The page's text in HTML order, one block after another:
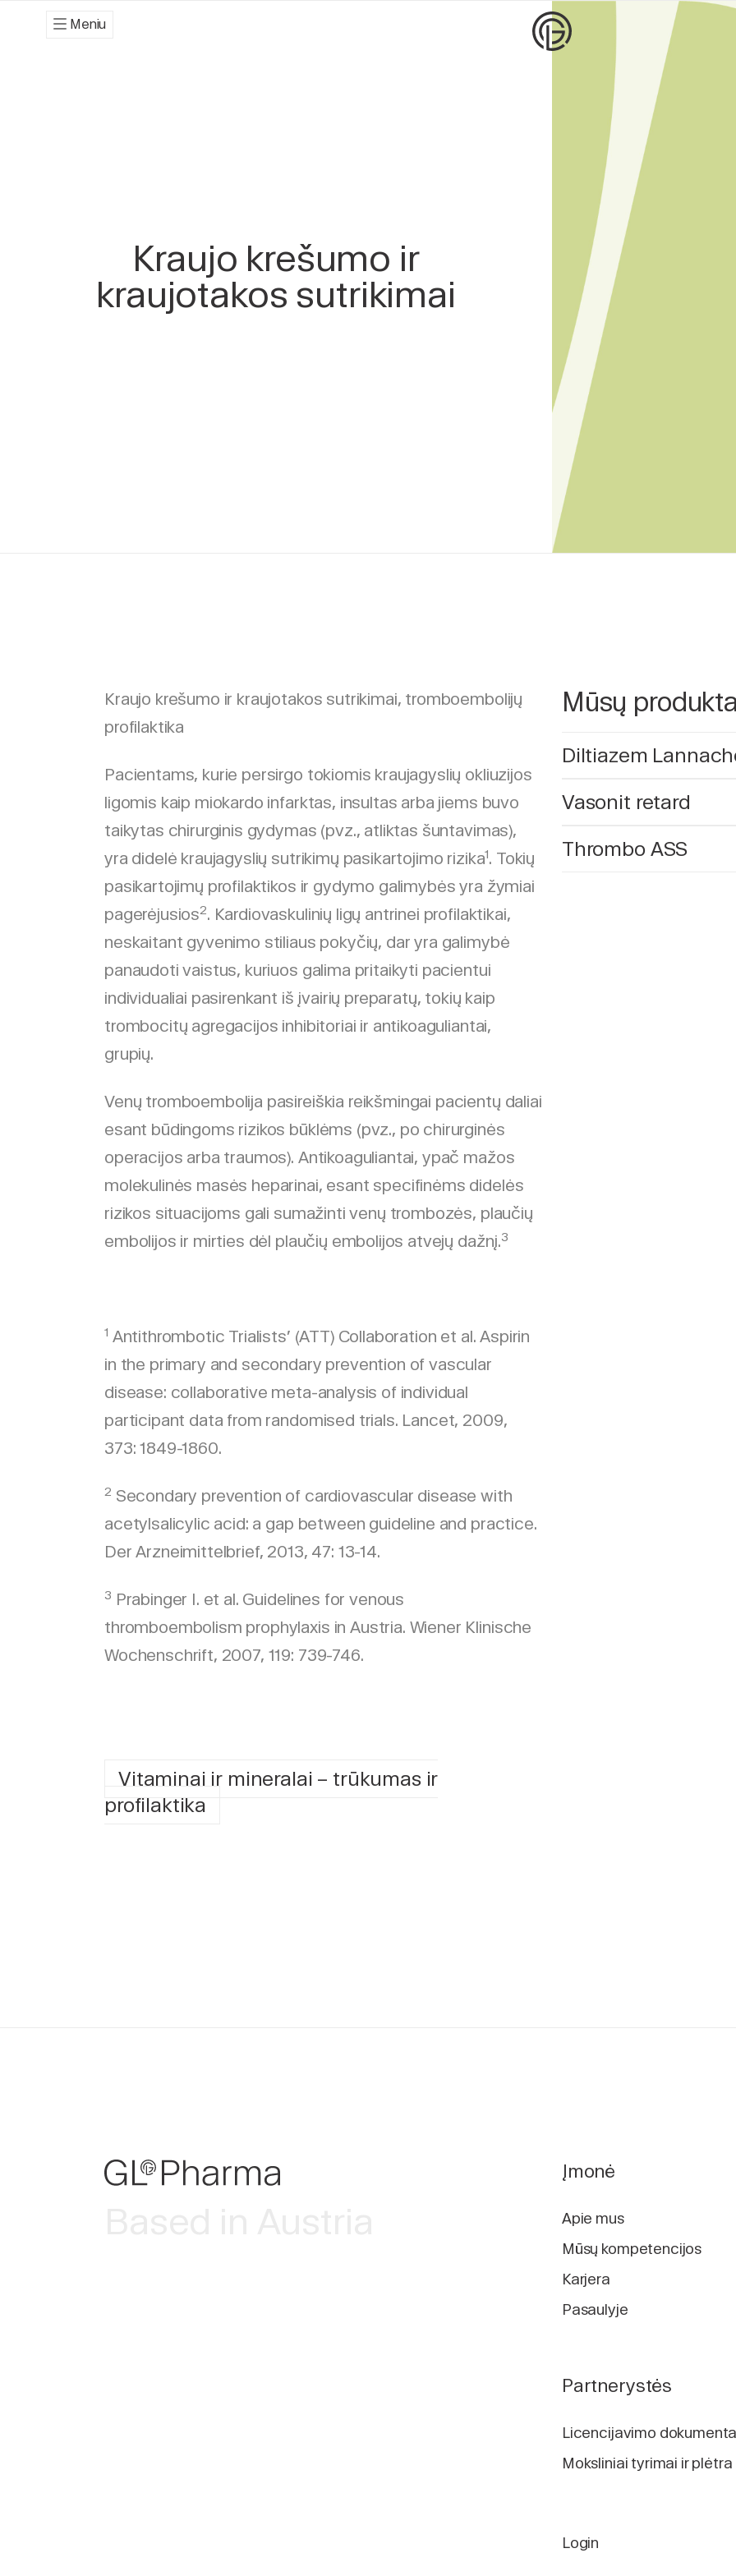
Meniu
Kraujo krešumo ir
kraujotakos sutrikimai
Kraujo krešumo ir kraujotakos sutrikimai, tromboembolijų
profilaktika
Pacientams, kurie persirgo tokiomis kraujagyslių okliuzijos
ligomis kaip miokardo infarktas, insultas arba jiems buvo
taikytas chirurginis gydymas (pvz., atliktas šuntavimas),
yra didelė kraujagyslių sutrikimų pasikartojimo rizika1. Tokių
pasikartojimų profilaktikos ir gydymo galimybės yra žymiai
pagerėjusios2. Kardiovaskulinių ligų antrinei profilaktikai,
neskaitant gyvenimo stiliaus pokyčių, dar yra galimybė
panaudoti vaistus, kuriuos galima pritaikyti pacientui
individualiai pasirenkant iš įvairių preparatų, tokių kaip
trombocitų agregacijos inhibitoriai ir antikoaguliantai,
grupių.
Venų tromboembolija pasireiškia reikšmingai pacientų daliai
esant būdingoms rizikos būklėms (pvz., po chirurginės
operacijos arba traumos). Antikoaguliantai, ypač mažos
molekulinės masės heparinai, esant specifinėms didelės
rizikos situacijoms gali sumažinti venų trombozės, plaučių
embolijos ir mirties dėl plaučių embolijos atvejų dažnį.3
1 Antithrombotic Trialists’ (ATT) Collaboration et al. Aspirin
in the primary and secondary prevention of vascular
disease: collaborative meta-analysis of individual
participant data from randomised trials. Lancet, 2009,
373: 1849-1860.
2 Secondary prevention of cardiovascular disease with
acetylsalicylic acid: a gap between guideline and practice.
Der Arzneimittelbrief, 2013, 47: 13-14.
3 Prabinger I. et al. Guidelines for venous
thromboembolism prophylaxis in Austria. Wiener Klinische
Wochenschrift, 2007, 119: 739-746.
Mūsų
Diltiazem
Vasonit retard
Thrombo ASS
Vitaminai ir mineralai – trūkumas ir
profilaktika
Įmonė
Apie mus
Mūsų kompetencijos
Karjera
Pasaulyje
Partnerystės
Licencijavimo
Moksliniai tyrimai ir plėtra
Login